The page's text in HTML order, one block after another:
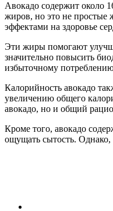
Авокадо содержит около
жиров, но это не простые
эффектами на здоровье
Эти жиры помогают
значительно повысить
избыточному
Калорийность авокадо
увеличению общего
авокадо, но и общий
Кроме того, авокадо
ощущать сытость. Однако,